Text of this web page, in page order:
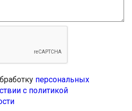
персональных
с политикой